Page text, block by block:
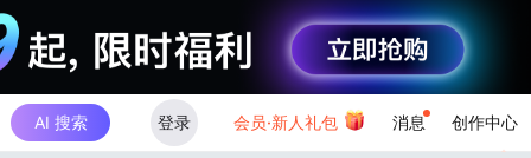
AI 搜索 登录 会员·新人礼包 消息 创作中心